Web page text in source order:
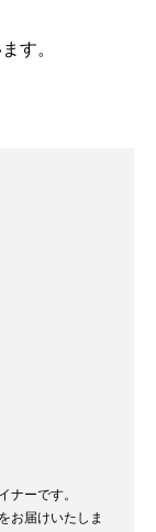
す。
ナーです。
お届けいたしま